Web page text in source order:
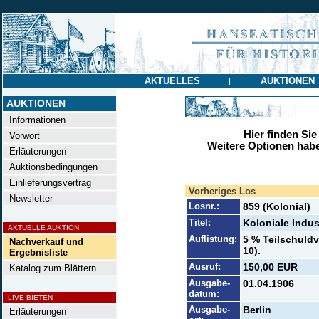
AKTUELLES | AUKTIONEN
AUKTIONEN
Informationen
Vorwort
Erläuterungen
Auktionsbedingungen
Einlieferungsvertrag
Newsletter
AKTUELLE AUKTION
Nachverkauf und
Ergebnisliste
Katalog zum Blättern
LIVE BIETEN
Erläuterungen
Hier finden
Weitere Optionen
Vorheriges Los
Losnr.:
859 (Kolonial)
Titel: Koloniale
Auflistung: 5 %
10).
Ausruf: 150,00 EUR
Ausgabe-
datum:
01.04.1906
Ausgabe-
Berlin